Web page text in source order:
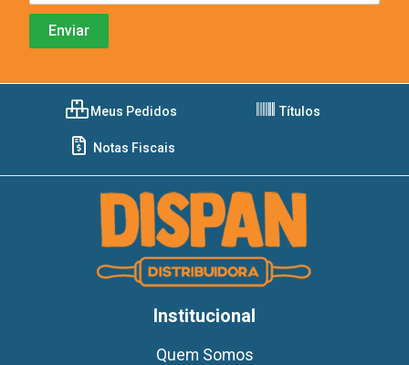
Meus Pedidos Títulos
Notas Fiscais
Institucional
Quem Somos